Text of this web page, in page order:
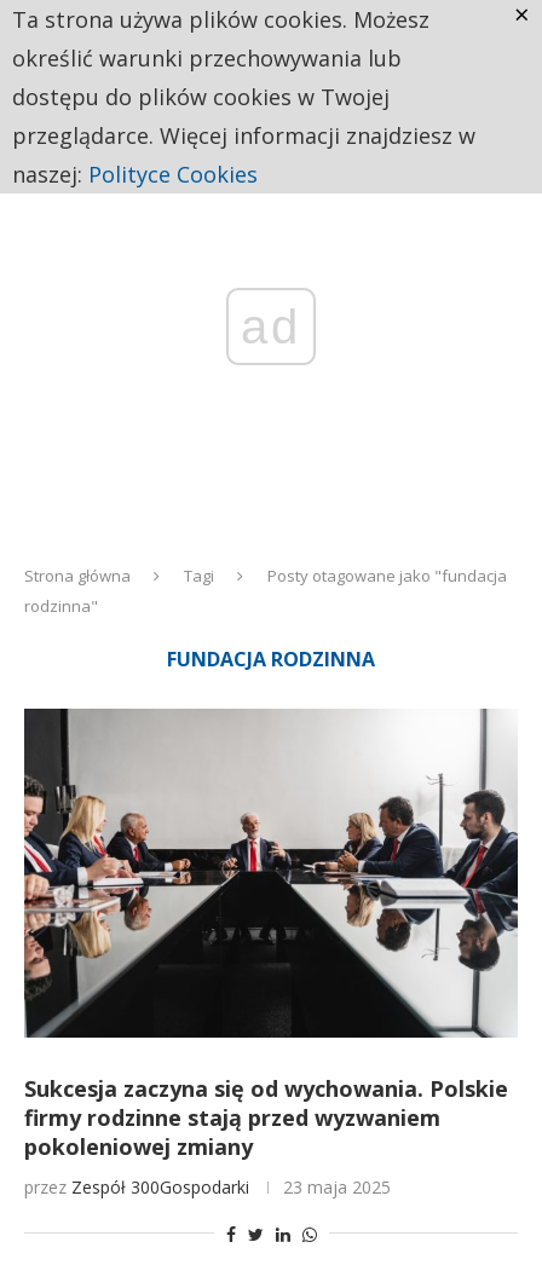
ad
Strona główna Tagi
Posty otagowane jako "fundacja
rodzinna"
FUNDACJA RODZINNA
Sukcesja zaczyna się od wychowania. Polskie
firmy rodzinne stają przed wyzwaniem
pokoleniowej zmiany
przez Zespół 300Gospodarki 23 maja 2025
Ta strona używa plików cookies. Możesz
określić warunki przechowywania lub
dostępu do plików cookies w Twojej
przeglądarce. Więcej informacji znajdziesz w
naszej: Polityce Cookies
×